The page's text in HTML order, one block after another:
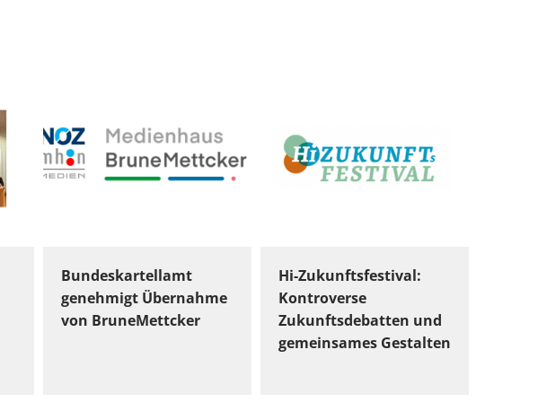
Bundeskartellamt
genehmigt Übernahme
von BruneMettcker
Hi-Zukunftsfestival:
Kontroverse
Zukunftsdebatten und
gemeinsames Gestalten